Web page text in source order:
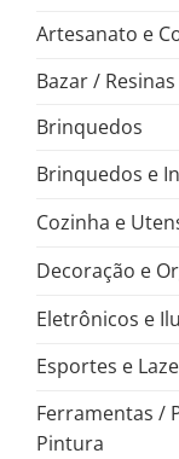
Artesanato e
Bazar /
Brinquedos
Brinquedos e
Cozinha e
Decoração e
Eletrônicos e
Esportes e
Ferramentas /
Pintura